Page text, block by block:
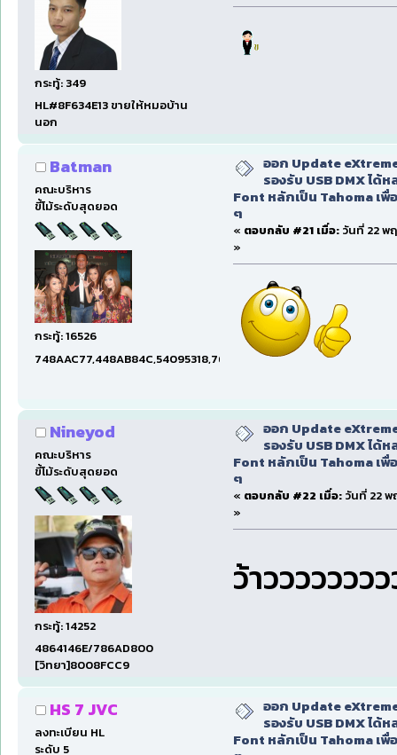
กระทู้: 349
HL#8F634E13 ขายให้หมอบ้าน
นอก
Batman
คณะบริหาร
ขี้โม้ระดับสุดยอด
กระทู้: 16526
748AAC77,448AB84C,54095318,7660DAE5,97606B15,47C5E
ออก Update
รองรับ USB DMX ได้
Font หลักเป็น Tahoma เพื่
ๆ
« ตอบกลับ #21 เมื่อ: วันที่ 22 พ
»
Nineyod
คณะบริหาร
ขี้โม้ระดับสุดยอด
กระทู้: 14252
4864146E/786AD800
[วิทยา]8008FCC9
ออก Update
รองรับ USB DMX ได้
Font หลักเป็น Tahoma เพื่
ๆ
« ตอบกลับ #22 เมื่อ: วันที่ 22 พ
»
ว้าววววววว
HS 7 JVC
ลงทะเบียน HL
ระดับ 5
ออก Update
รองรับ USB DMX ได้
Font หลักเป็น Tahoma เพื่